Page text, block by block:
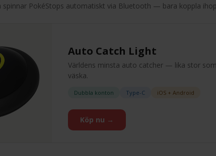
spinnar PokéStops automatiskt via Bluetooth — bara koppla
Auto Catch Light
Världens minsta auto catcher — lika stor
väska.
Dubbla konton Type-C iOS + Android
Köp nu →